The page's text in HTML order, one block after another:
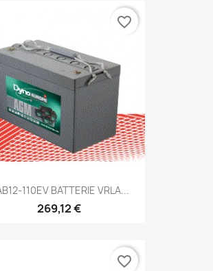
110EV BATTERIE VRLA...
269,12 €
favorite_border
favorite_border